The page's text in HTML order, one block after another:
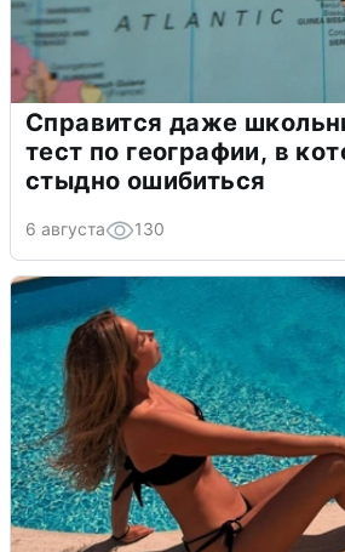
Справится даже
тест по географии, в
стыдно ошибиться
6 августа 130